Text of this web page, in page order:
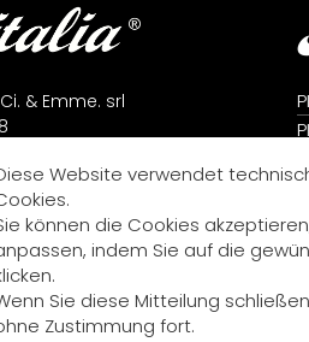
& Emme. srl
(AN) - Italy
7823666
7824392
Website verwendet
können die Cookies
indem Sie auf die
Sie diese Mitteilung
Zustimmung fort.